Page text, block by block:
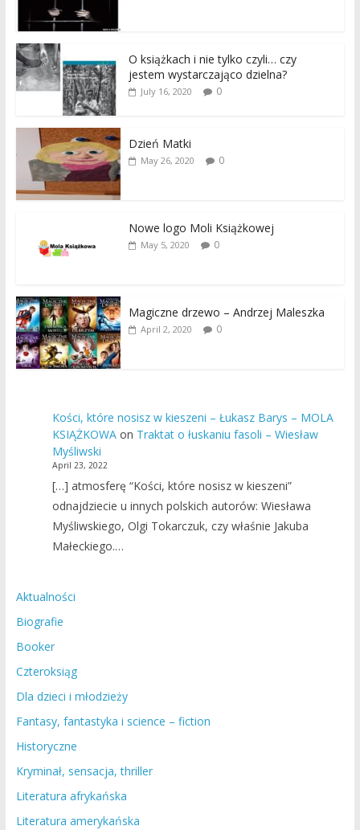
O książkach i nie tylko czyli… czy
jestem wystarczająco dzielna?
July 16, 2020 0
Dzień Matki
May 26, 2020 0
Nowe logo Moli Książkowej
May 5, 2020 0
Magiczne drzewo – Andrzej Maleszka
April 2, 2020 0
Kości, które nosisz w kieszeni – Łukasz Barys – MOLA
KSIĄŻKOWA on Traktat o łuskaniu fasoli – Wiesław
Myśliwski
April 23, 2022
[…] atmosferę “Kości, które nosisz w kieszeni”
odnajdziecie u innych polskich autorów: Wiesława
Myśliwskiego, Olgi Tokarczuk, czy właśnie Jakuba
Małeckiego.…
Aktualności
Biografie
Booker
Czteroksiąg
Dla dzieci i młodzieży
Fantasy, fantastyka i science – fiction
Historyczne
Kryminał, sensacja, thriller
Literatura afrykańska
Literatura amerykańska